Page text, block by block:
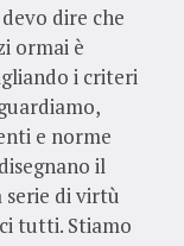
dire che
ormai è
i criteri
e norme
il
di virtù
tutti. Stiamo